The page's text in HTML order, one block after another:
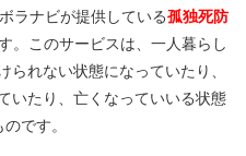
ラナビが提供している孤独死防
。このサービスは、一人暮らし
れない状態になっていたり、
いたり、亡くなっていいる状態
です。